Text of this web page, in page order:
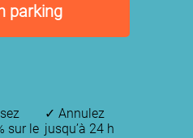
parking
sur le
✓ Annulez
jusqu’à 24 h